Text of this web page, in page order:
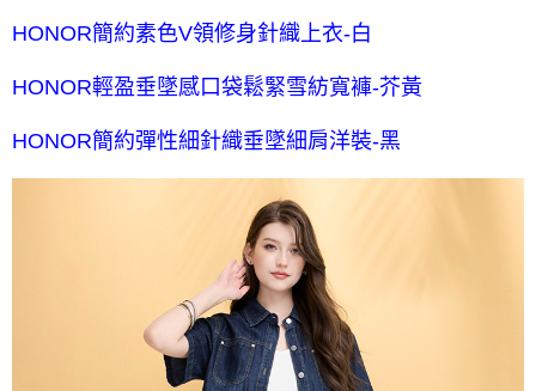
7-11付款後取貨-訂單滿 $2000 元即享免運服務-未滿則另收
每筆NT$80，滿NT$2,000(含以上)免運費
宅配送到家-訂單滿 $2000 元即享免運服務-未滿則另收 $120 元物
每筆NT$120，滿NT$2,000(含以上)免運費
HONOR簡約素色V領修身針織上衣-白
HONOR輕盈垂墜感口袋鬆緊雪紡寬褲-芥黃
HONOR簡約彈性細針織垂墜細肩洋裝-黑